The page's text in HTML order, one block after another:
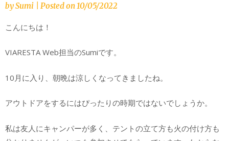
bySumi Posted on 10/05/2022
こんにちは！
VIARESTA Web担当のSumiです。
10月に入り、朝晩は涼しくなってきましたね。
アウトドアをするにはぴったりの時期ではないでしょうか。
私は友人にキャンパーが多く、テントの立て方も火の付け方も